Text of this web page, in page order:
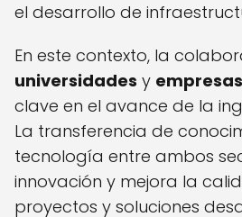
el desarrollo de
En este contexto, la
universidades y empresas
clave en el avance de la
La transferencia de
tecnología entre ambos
innovación y mejora la
proyectos y soluciones